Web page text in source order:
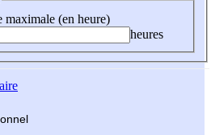
maximale (en heure)
heures